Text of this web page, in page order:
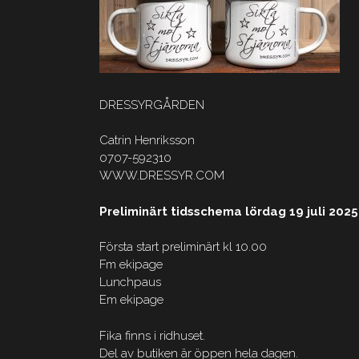
DRESSYRGÅRDEN
Catrin Henriksson
0707-592310
WWW.DRESSYR.COM
Preliminärt tidsschema lördag 19 juli
Första start preliminärt kl 10.00
Fm ekipage
Lunchpaus
Em ekipage
Fika finns i ridhuset.
Del av butiken är öppen hela dagen.